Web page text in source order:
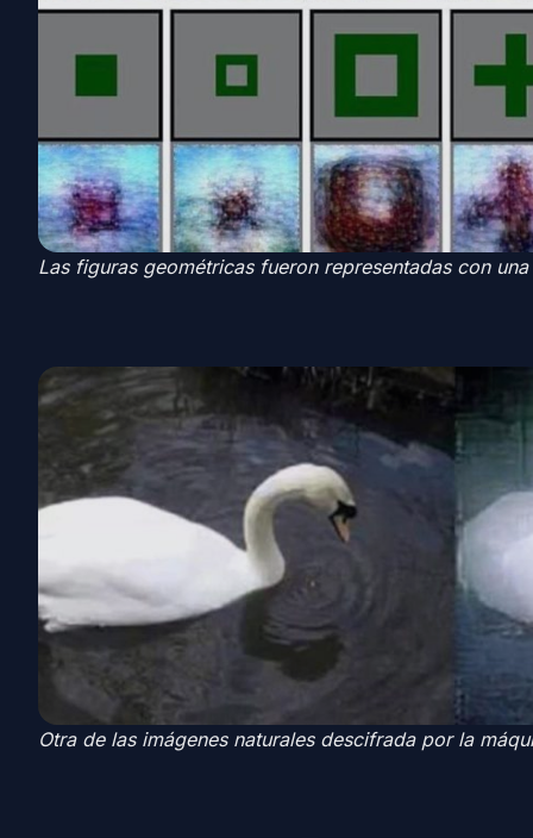
Las figuras geométricas fueron representadas con
Otra de las imágenes naturales descifrada por la